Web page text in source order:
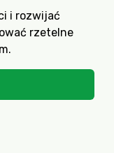
i rozwijać
rzetelne